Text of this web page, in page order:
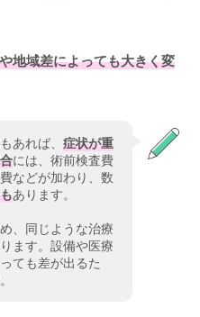
地域差によっても大きく変
あれば、 症状が重
には、術前検査費
などが加わり、数
あります。
、同じような治療
ます。設備や医療
ても差が出るた